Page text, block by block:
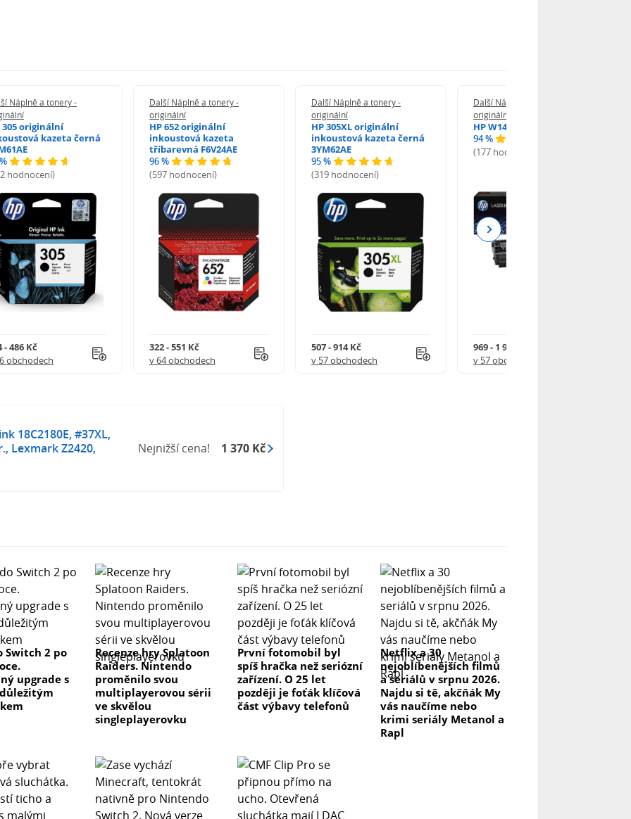
Náplně a tonery -
305 originální
kazeta černá
hodnocení)
- 486 Kč
obchodech
Další Náplně a tonery -
originální
HP 652 originální
inkoustová kazeta
tříbarevná F6V24AE
96 %
(597 hodnocení)
322 - 551 Kč
v 64 obchodech
Další Náplně a tonery -
originální
HP 305XL originální
inkoustová kazeta černá
3YM62AE
95 %
(319 hodnocení)
507 - 914 Kč
v 57 obchodech
Další Náplně a tonery -
originální
HP W1420A - originální
94 %
(177 hodnocení)
969 - 1 918 Kč
v 57 obchodech
Next
18C2180E, #37XL,
Lexmark Z2420,
Nejnižší cena! 1 370 Kč
Switch 2 po
upgrade s
Recenze hry Splatoon
Raiders. Nintendo
proměnilo svou
multiplayerovou sérii
ve skvělou
singleplayerovku
První fotomobil byl
spíš hračka než seriózní
zařízení. O 25 let
později je foťák klíčová
část výbavy telefonů
Netflix a 30
nejoblíbenějších filmů
a seriálů v srpnu 2026.
Najdu si tě, akčňák My
vás naučíme nebo
krimi seriály Metanol a
Rapl